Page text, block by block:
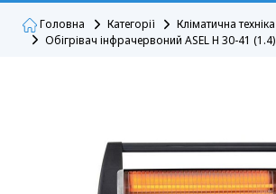
Головна Категорії Кліматична техніка
Обігрівач інфрачервоний ASEL H 30-41 (1.4)